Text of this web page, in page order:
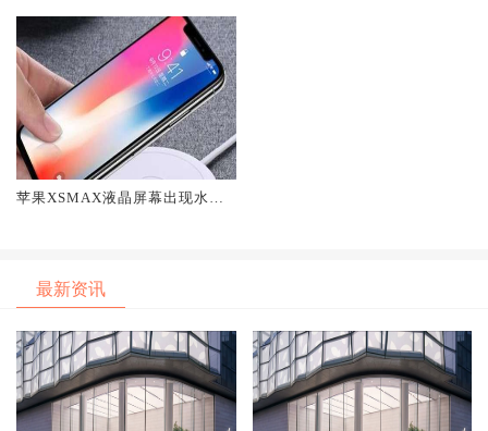
苹果XSMAX液晶屏幕出现水印
最新资讯